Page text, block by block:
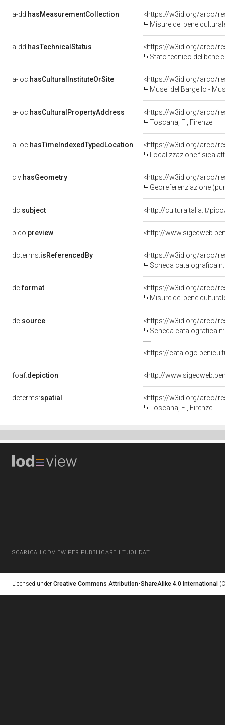
a-dd:hasMeasurementCollection
<https://w3id.org/arco/
Misure del bene
a-dd:hasTechnicalStatus
<https://w3id.org/arco/
Stato tecnico del bene
a-loc:hasCulturalInstituteOrSite
<https://w3id.org/arco/
Musei del Bargello -
a-loc:hasCulturalPropertyAddress
<https://w3id.org/arco/
Toscana, FI, Firenze
a-loc:hasTimeIndexedTypedLocation
<https://w3id.org/arco/
Localizzazione fisica
clv:hasGeometry
<https://w3id.org/arco/
Georeferenziazione
dc:subject <http://culturaitalia.it/
pico:preview <http://
dcterms:isReferencedBy
<https://w3id.org/arco/
Scheda catalografica
dc:format
<https://w3id.org/arco/
Misure del bene
dc:source
<https://w3id.org/arco/
Scheda catalografica
<https://
foaf:depiction <http://
dcterms:spatial
<https://w3id.org/arco/
Toscana, FI, Firenze
SCARICA LODVIEW PER PUBBLICARE I TUOI DATI
Licensed under Creative Commons Attribution-ShareAlike 4.0 International